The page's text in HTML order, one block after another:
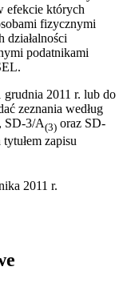
efekcie których
fizycznymi
działalności
podatnikami
grudnia 2011 r. lub do
zeznania według
, SD-3/A(3) oraz SD-
zapisu
2011 r.